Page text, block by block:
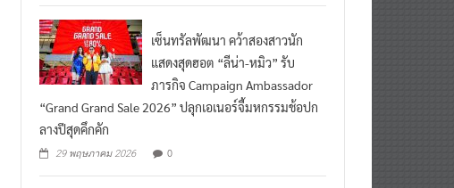
เซ็นทรัลพัฒนา คว้าสองสาวนัก
แสดงสุดฮอต “ลีน่า-หมิว” รับ
ภารกิจ Campaign Ambassador
“Grand Grand Sale 2026” ปลุกเอเนอร์จี้มหกรรมช้อปก
ลางปีสุดคึกคัก
29 พฤษภาคม 2026 0